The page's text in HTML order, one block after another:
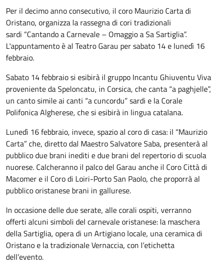
Per il decimo anno consecutivo, il coro Maurizio Carta di
Oristano, organizza la rassegna di cori tradizionali
sardi “Cantando a Carnevale – Omaggio a Sa Sartiglia”.
L'appuntamento è al Teatro Garau per sabato 14 e lunedì 16
febbraio.
Sabato 14 febbraio si esibirà il gruppo Incantu Ghiuventu Viva
proveniente da Speloncatu, in Corsica, che canta “a paghjelle”,
un canto simile ai canti “a cuncordu” sardi e la Corale
Polifonica Algherese, che si esibirà in lingua catalana.
Lunedì 16 febbraio, invece, spazio al coro di casa: il “Maurizio
Carta” che, diretto dal Maestro Salvatore Saba, presenterà al
pubblico due brani inediti e due brani del repertorio di scuola
nuorese. Calcheranno il palco del Garau anche il Coro Città di
Macomer e il Coro di Loiri-Porto San Paolo, che proporrà al
pubblico oristanese brani in gallurese.
In occasione delle due serate, alle corali ospiti, verranno
offerti alcuni simboli del carnevale oristanese: la maschera
della Sartiglia, opera di un Artigiano locale, una ceramica di
Oristano e la tradizionale Vernaccia, con l’etichetta
dell’evento.